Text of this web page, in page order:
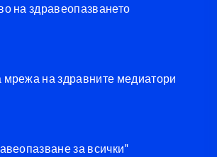
на здравеопазването
на здравните медиатори
за всички"